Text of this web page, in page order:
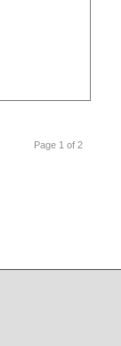
Page 1 of 2